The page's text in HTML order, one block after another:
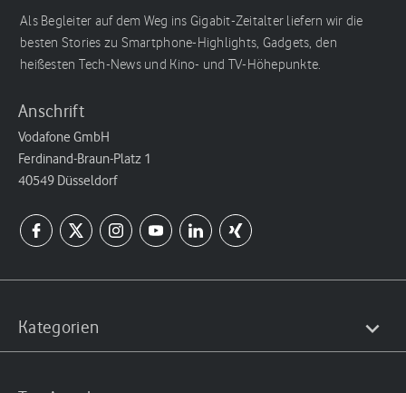
Als Begleiter auf dem Weg ins Gigabit-Zeitalter liefern wir die
besten Stories zu Smartphone-Highlights, Gadgets, den
heißesten Tech-News und Kino- und TV-Höhepunkte.
Anschrift
Vodafone GmbH
Ferdinand-Braun-Platz 1
40549 Düsseldorf
Kategorien